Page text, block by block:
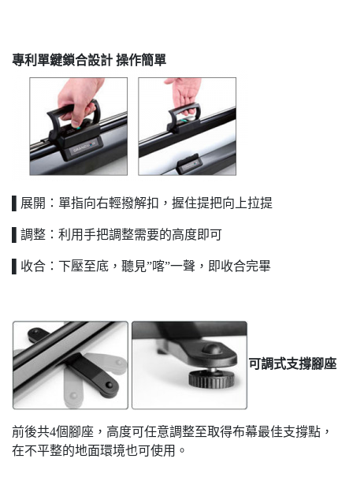
專利單鍵鎖合設計 操作簡單
▌展開：單指向右輕撥解扣，握住提把向上拉提
▌調整：利用手把調整需要的高度即可
▌收合：下壓至底，聽見”喀”一聲，即收合完畢
可調式支撐腳座
前後共4個腳座，高度可任意調整至取得布幕最佳支撐點，
在不平整的地面環境也可使用。